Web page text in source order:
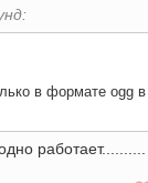
в формате ogg в
работает..........